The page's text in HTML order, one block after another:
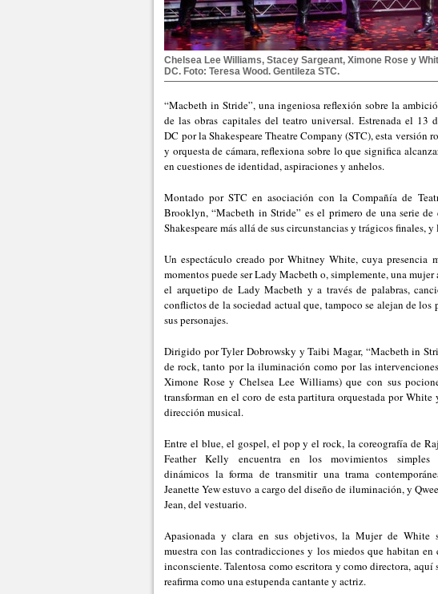
Chelsea Lee Williams, Stacey Sargeant, Ximone Rose y
DC. Foto: Teresa Wood. Gentileza STC.
“Macbeth in Stride”, una ingeniosa reflexión sobre la
de las obras capitales del teatro universal. Estrenada el
DC por la Shakespeare Theatre Company (STC), esta versión
y orquesta de cámara, reflexiona sobre lo que significa
en cuestiones de identidad, aspiraciones y anhelos.
Montado por STC en asociación con la Compañía de
Brooklyn, “Macbeth in Stride” es el primero de una serie
Shakespeare más allá de sus circunstancias y trágicos finales,
Un espectáculo creado por Whitney White, cuya presencia
momentos puede ser Lady Macbeth o, simplemente, una
el arquetipo de Lady Macbeth y a través de palabras,
conflictos de la sociedad actual que, tampoco se alejan de
sus personajes.
Dirigido por Tyler Dobrowsky y Taibi Magar, “Macbeth in
de rock, tanto por la iluminación como por las
Ximone Rose y Chelsea Lee Williams) que con sus
transforman en el coro de esta partitura orquestada por
dirección musical.
Entre el blue, el gospel, el pop y el rock, la coreografía de
Feather Kelly encuentra en los movimientos simples
dinámicos la forma de transmitir una trama
Jeanette Yew estuvo a cargo del diseño de iluminación, y
Jean, del vestuario.
Apasionada y clara en sus objetivos, la Mujer de White
muestra con las contradicciones y los miedos que habitan en
inconsciente. Talentosa como escritora y como directora, aquí
reafirma como una estupenda cantante y actriz.